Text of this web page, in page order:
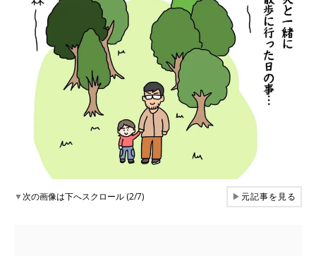
▼次の画像は下へスクロール (2/7) ▶元記事を見る